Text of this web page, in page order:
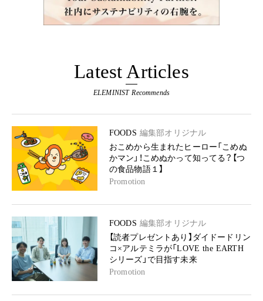
Latest Articles
ELEMINIST Recommends
FOODS 編集部オリジナル
おこめから生まれたヒーロー「こめぬ
かマン」！こめぬかって知ってる？【つ
の食品物語１】
Promotion
FOODS 編集部オリジナル
【読者プレゼントあり】ダイドードリン
コ×アルテミラが「LOVE the EARTH
シリーズ」で目指す未来
Promotion